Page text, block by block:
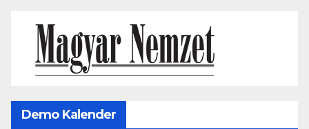
Demo Kalender